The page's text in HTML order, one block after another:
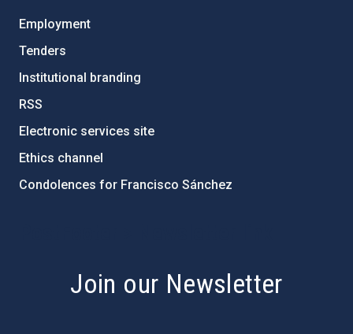
Employment
Tenders
Institutional branding
RSS
Electronic services site
Ethics channel
Condolences for Francisco Sánchez
Join our Newsletter